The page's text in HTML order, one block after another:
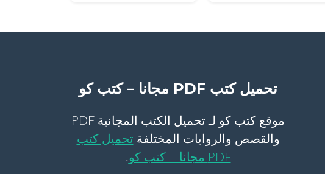
تحميل كتب PDF مجانا – كتب كو
موقع كتب كو لـ تحميل الكتب المجانية PDF
والقصص والروايات المختلفة تحميل كتب
PDF مجانا – كتب كو
.